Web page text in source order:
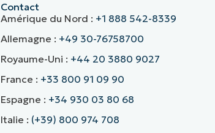
Contact
Amérique du Nord : +1 888 542-8339
Allemagne : +49 30-76758700
Royaume-Uni : +44 20 3880 9027
France : +33 800 91 09 90
Espagne : +34 930 03 80 68
Italie : (+39) 800 974 708